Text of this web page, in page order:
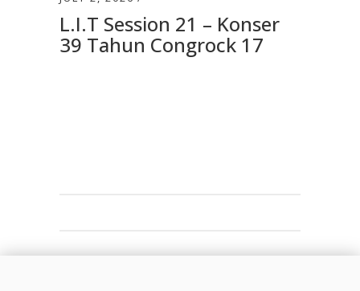
L.I.T Session 21 – Konser
39 Tahun Congrock 17